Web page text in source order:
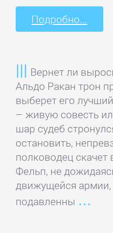
Подробно...
Вернет ли
Альдо Ракан трон
выберет его
– живую совесть
шар судеб
остановить,
полководец
Фельп, не
движущейся армии,
подавленны
Культурология
Медицина
Педагогика
Политика,
политология
Прочая
образовательная